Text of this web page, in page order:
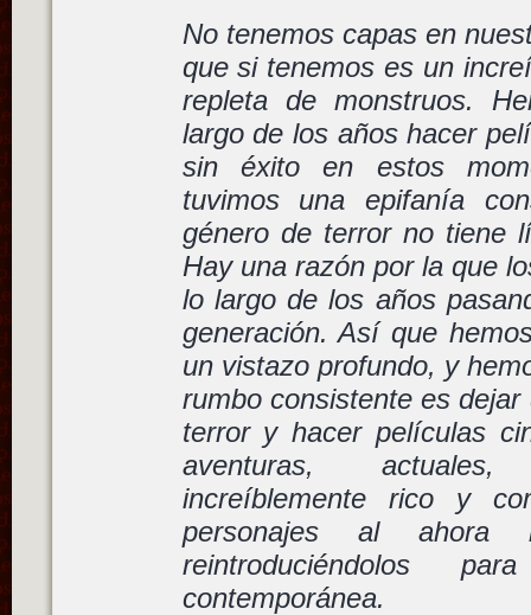
No tenemos capas en
que si tenemos es un
repleta de monstruos.
largo de los años hacer
sin éxito en estos
tuvimos una epifanía
género de terror no tiene
Hay una razón por la que
lo largo de los años
generación. Así que
un vistazo profundo, y
rumbo consistente es
terror y hacer películas
aventuras,
increíblemente rico y
personajes al ahora
reintroduciéndolos
contemporánea.